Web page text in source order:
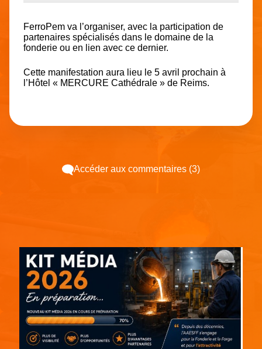
FerroPem va l’organiser, avec la participation de
partenaires spécialisés dans le domaine de la
fonderie ou en lien avec ce dernier.
Cette manifestation aura lieu le 5 avril prochain à
l’Hôtel « MERCURE Cathédrale » de Reims.
Accéder aux commentaires (3)